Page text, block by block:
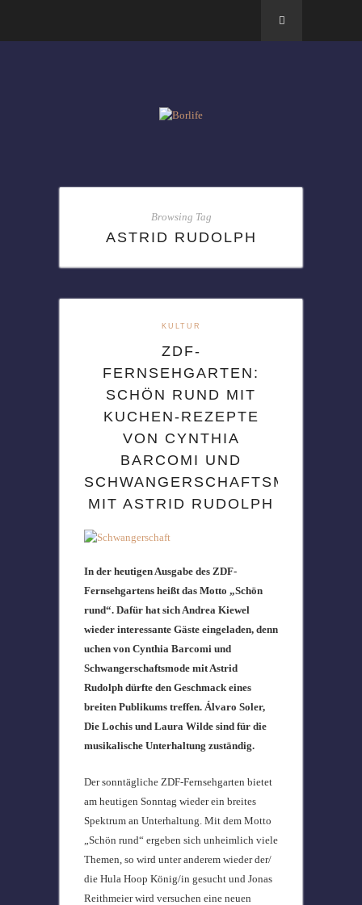
Browsing Tag
ASTRID RUDOLPH
KULTUR
ZDF-
FERNSEHGARTEN:
SCHÖN RUND MIT
KUCHEN-REZEPTE
VON CYNTHIA
BARCOMI UND
SCHWANGERSCHAFTSMODE
MIT ASTRID RUDOLPH
In der heutigen Ausgabe des ZDF-
Fernsehgartens heißt das Motto „Schön
rund“. Dafür hat sich Andrea Kiewel
wieder interessante Gäste eingeladen, denn
uchen von Cynthia Barcomi und
Schwangerschaftsmode mit Astrid
Rudolph dürfte den Geschmack eines
breiten Publikums treffen. Álvaro Soler,
Die Lochis und Laura Wilde sind für die
musikalische Unterhaltung zuständig.
Der sonntägliche ZDF-Fernsehgarten bietet
am heutigen Sonntag wieder ein breites
Spektrum an Unterhaltung. Mit dem Motto
„Schön rund“ ergeben sich unheimlich viele
Themen, so wird unter anderem wieder der/
die Hula Hoop König/in gesucht und Jonas
Reithmeier wird versuchen eine neuen